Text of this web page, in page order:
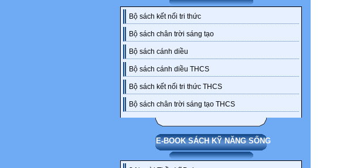
Bộ sách kết nối tri thức
Bộ sách chân trời sáng tạo
Bộ sách cánh diều
Bộ sách cánh diều THCS
Bộ sách kết nối tri thức THCS
Bộ sách chân trời sáng tạo THCS
E-BOOK SÁCH KỸ NĂNG SỐNG